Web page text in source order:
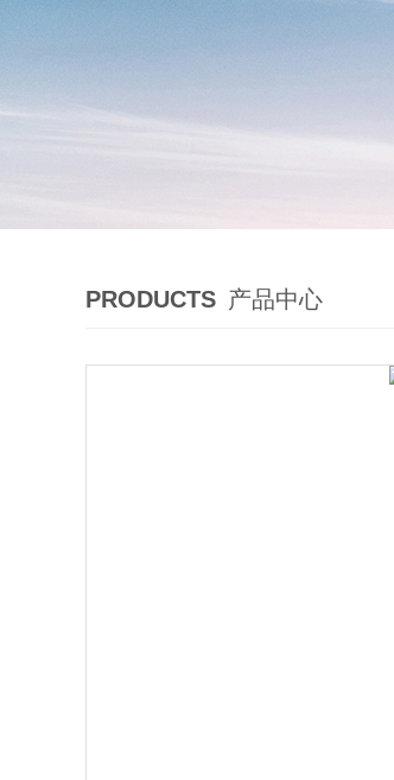
PRODUCTS 产品中心